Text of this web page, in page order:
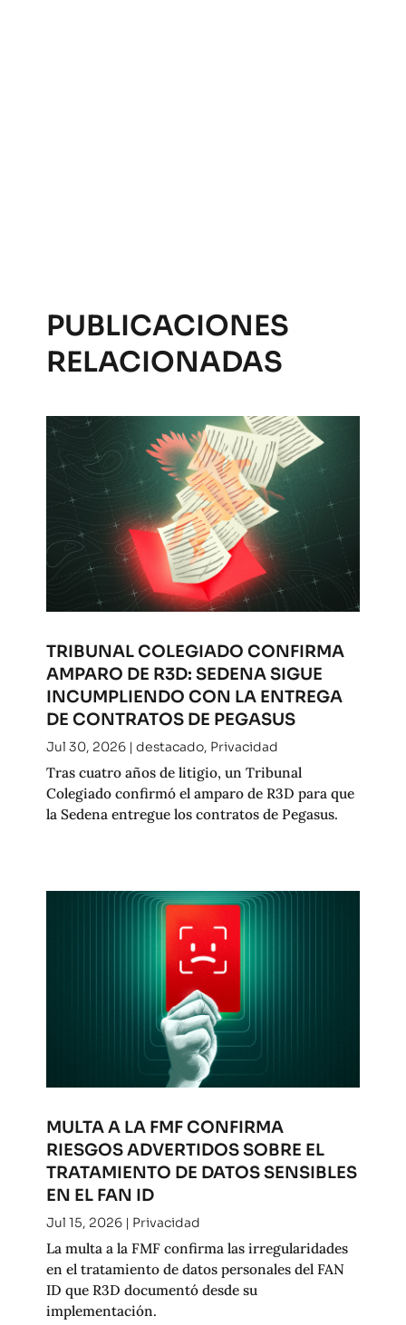
PUBLICACIONES
RELACIONADAS
TRIBUNAL COLEGIADO CONFIRMA
AMPARO DE R3D: SEDENA SIGUE
INCUMPLIENDO CON LA ENTREGA
DE CONTRATOS DE PEGASUS
Jul 30, 2026| destacado, Privacidad
Tras cuatro años de litigio, un Tribunal
Colegiado confirmó el amparo de R3D para que
la Sedena entregue los contratos de Pegasus.
MULTA A LA FMF CONFIRMA
RIESGOS ADVERTIDOS SOBRE EL
TRATAMIENTO DE DATOS SENSIBLES
EN EL FAN ID
Jul 15, 2026| Privacidad
La multa a la FMF confirma las irregularidades
en el tratamiento de datos personales del FAN
ID que R3D documentó desde su
implementación.